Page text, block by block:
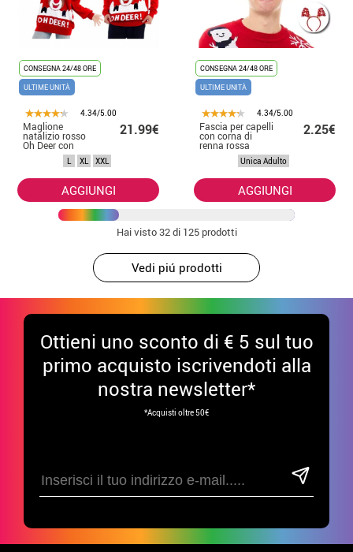
CONSEGNA 24/48 ORE
ULTIME UNITÀ
4.34/5.00
Maglione
natalizio rosso
Oh Deer con
renna per adulti
21.99€
L XL XXL
AGGIUNGI
CONSEGNA 24/48 ORE
ULTIME UNITÀ
4.34/5.00
Fascia per capelli
con corna di
renna rossa
metallizzata
2.25€
Unica Adulto
AGGIUNGI
Hai visto32di 125 prodotti
Vedi piú prodotti
Ottieni uno sconto di € 5 sul tuo
primo acquisto iscrivendoti alla
nostra newsletter*
*Acquisti oltre 50€